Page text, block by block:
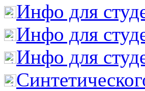
Инфо для
Инфо для
Инфо для